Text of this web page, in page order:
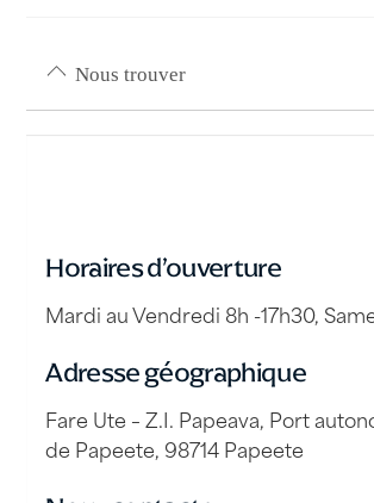
Nous trouver
Horaires d’ouverture
Mardi au Vendredi 8h -17h30,
Adresse géographique
Fare Ute – Z.I. Papeava, Port
de Papeete, 98714 Papeete